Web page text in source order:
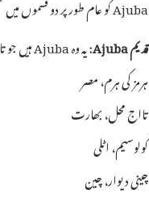
Ajuba کو عام طور پر دو قسموں میں تقسیم کیا جا سکتا ہے:
قدیم Ajuba
: یہ وہ Ajuba ہیں جو تاریخ کے عہد میں بنائے گئے اور آج بھی اپنی عظمت کو برقرار رکھے ہوئے ہیں۔ ان میں شامل ہیں:
ہرمز کی ہرم، مصر
تااج محل، بھارت
کولوسیم، اٹلی
چینی دیوار، چین